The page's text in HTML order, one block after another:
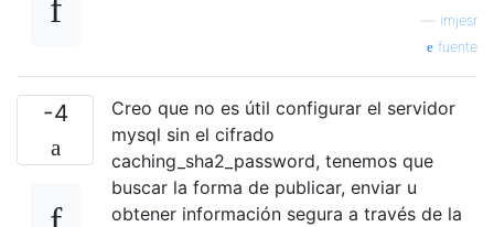
imjesr
fuente
-4
Creo que no es útil configurar el servidor
mysql sin el cifrado
caching_sha2_password, tenemos que
buscar la forma de publicar, enviar u
obtener información segura a través de la